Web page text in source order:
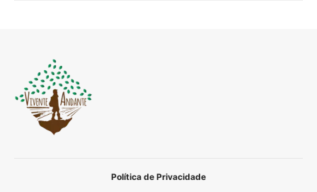
Política de Privacidade